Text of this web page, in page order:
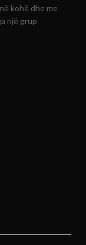
kohë dhe me
një grup